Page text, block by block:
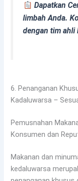
Dapatkan
limbah Anda.
dengan tim
6. Penanganan
Kadaluwarsa –
Pemusnahan
Konsumen dan
Makanan dan
kedaluwarsa